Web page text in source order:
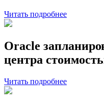
Читать подробнее
Oracle
центра
Читать подробнее